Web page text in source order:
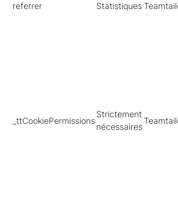
referrer Statistiques
_ttCookiePermissions
Strictement
nécessaires